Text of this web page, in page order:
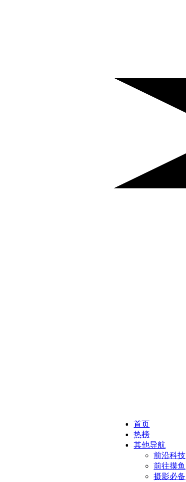
首页
热榜
其他导航
前沿科技
前往摸鱼
摄影必备